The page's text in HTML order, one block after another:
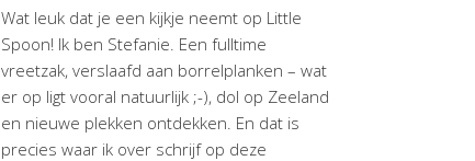
Wat leuk dat je een kijkje neemt op Little
Spoon! Ik ben Stefanie. Een fulltime
vreetzak, verslaafd aan borrelplanken – wat
er op ligt vooral natuurlijk ;-), dol op Zeeland
en nieuwe plekken ontdekken. En dat is
precies waar ik over schrijf op deze